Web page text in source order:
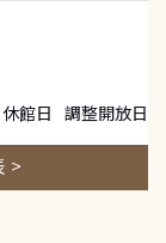
休館日 調整開放日
>